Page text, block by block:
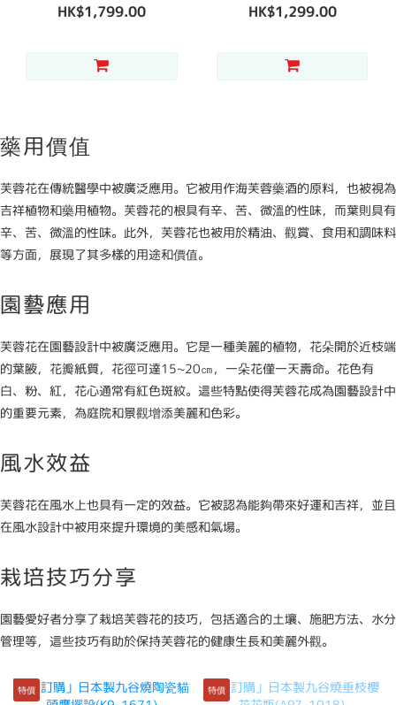
HK$1,799.00 HK$1,299.00
藥用價值
芙蓉花在傳統醫學中被廣泛應用。它被用作海芙蓉藥酒的原料，也被視為
吉祥植物和藥用植物。芙蓉花的根具有辛、苦、微溫的性味，而葉則具有
辛、苦、微溫的性味。此外，芙蓉花也被用於精油、觀賞、食用和調味料
等方面，展現了其多樣的用途和價值。
園藝應用
芙蓉花在園藝設計中被廣泛應用。它是一種美麗的植物，花朵開於近枝端
的葉腋，花瓣紙質，花徑可達15~20㎝，一朵花僅一天壽命。花色有
白、粉、紅，花心通常有紅色斑紋。這些特點使得芙蓉花成為園藝設計中
的重要元素，為庭院和景觀增添美麗和色彩。
風水效益
芙蓉花在風水上也具有一定的效益。它被認為能夠帶來好運和吉祥，並且
在風水設計中被用來提升環境的美感和氣場。
栽培技巧分享
園藝愛好者分享了栽培芙蓉花的技巧，包括適合的土壤、施肥方法、水分
管理等，這些技巧有助於保持芙蓉花的健康生長和美麗外觀。
特價 特價